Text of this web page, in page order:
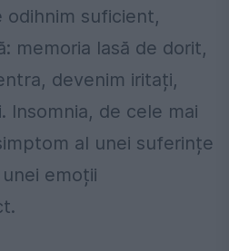
odihnim suficient,
memoria lasă de dorit,
devenim iritați,
Insomnia, de cele mai
al unei suferințe
emoții